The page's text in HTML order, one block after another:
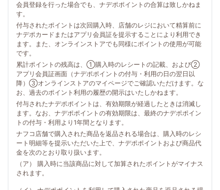
会員登録を行った場合でも、ナデポポイントの合算は致しかねま
す。
付与されたポイントは次回購入時、店舗のレジにおいて精算前に
ナデポカードまたはアプリ会員証を提示することにより利用でき
ます。また、オンラインストアでも同様にポイントの使用が可能
です。
累計ポイントの残高は、①購入時のレシートの記載、および②
アプリ会員証画面（ナデポポイントの付与・利用の日の翌日以
降）③オンラインストアのマイページでご確認いただけます。な
お、過去のポイント利用の履歴の開示はいたしかねます。
付与されたナデポポイントは、有効期限が経過したときは消滅し
ます。なお、ナデポポイントの有効期限は、最終のナデポポイン
トの付与・利用より1年間となります。
ナフコ店舗で購入された商品を返品される場合は、購入時のレシ
ート明細等を提示いただいた上で、ナデポポイントおよび商品代
金を次のとおり取り扱います。
（ア） 購入時に当該商品に対して加算されたポイントがマイナス
されます。